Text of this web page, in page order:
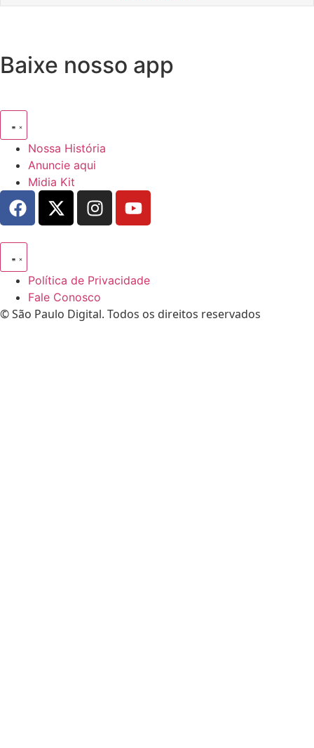
Baixe nosso app
Nossa História
Anuncie aqui
Midia Kit
Política de Privacidade
Fale Conosco
© São Paulo Digital. Todos os direitos reservados